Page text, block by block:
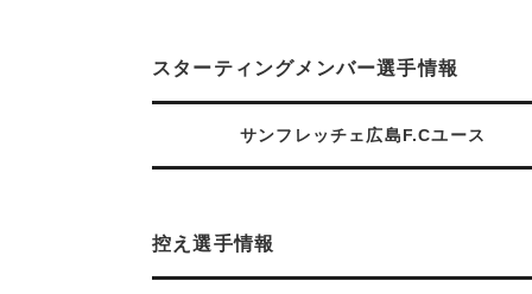
スターティングメンバー選手情報
サンフレッチェ広島F.Cユース
控え選手情報